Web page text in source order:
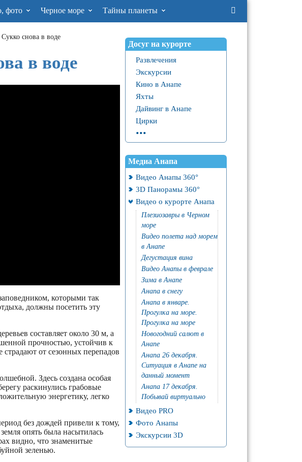
фото Черное море Тайны планеты
снова в воде
в воде
которыми так
должны посетить эту
составляет около 30 м, а
прочностью, устойчив к
от сезонных перепадов
Здесь создана особая
раскинулись грабовые
энергетику, легко
без дождей привели к тому,
опять была насытилась
видно, что знаменитые
зеленью.
Досуг на курорте
Развлечения
Экскурсии
Кино в Анапе
Яхты
Дайвинг в Анапе
Цирки
...
Медиа Анапа
Видео Анапы 360°
3D Панорамы 360°
Видео о курорте Анапа
Плезиозавры в Черном
море
Видео полета над морем
в Анапе
Дегустация вина
Видео Анапы в феврале
Зима в Анапе
Анапа в снегу
Анапа в январе.
Прогулка на море.
Прогулка на море
Новогодний салют в
Анапе
Анапа 26 декабря.
Ситуация в Анапе на
данный момент
Анапа 17 декабря.
Побывай виртуально
Видео PRO
Фото Анапы
Экскурсии 3D